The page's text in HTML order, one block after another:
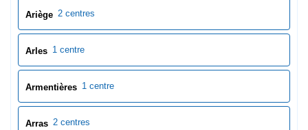
Ariège 2 centres
Arles 1 centre
Armentières 1 centre
Arras 2 centres